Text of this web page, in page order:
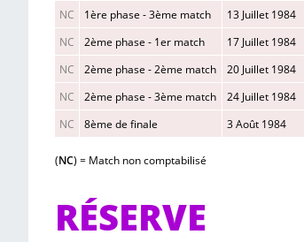
NC
1ère phase - 3ème match 13 Juillet 1984
NC
2ème phase - 1er match 17 Juillet 1984
NC
2ème phase - 2ème match 20 Juillet 1984
NC
2ème phase - 3ème match 24 Juillet 1984
NC
8ème de finale 3 Août 1984
(NC) = Match non comptabilisé
RÉSERVE